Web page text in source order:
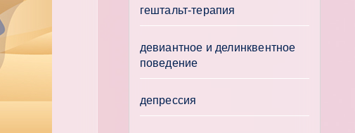
гештальт-терапия
девиантное и делинквентное
поведение
депрессия